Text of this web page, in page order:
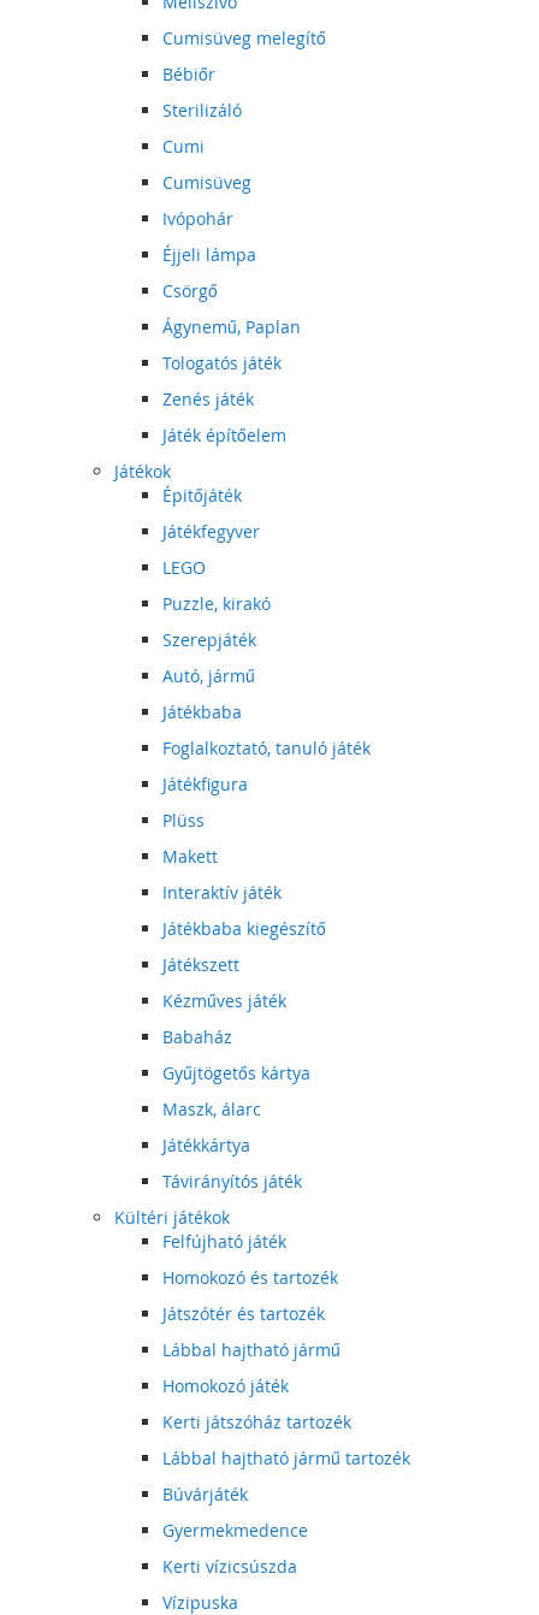
Cumisüveg melegítő
Bébiőr
Sterilizáló
Cumi
Cumisüveg
Ivópohár
Éjjeli lámpa
Csörgő
Ágynemű, Paplan
Tologatós játék
Zenés játék
Játék építőelem
Játékok
Épitőjáték
Játékfegyver
LEGO
Puzzle, kirakó
Szerepjáték
Autó, jármű
Játékbaba
Foglalkoztató, tanuló játék
Játékfigura
Plüss
Makett
Interaktív játék
Játékbaba kiegészítő
Játékszett
Kézműves játék
Babaház
Gyűjtögetős kártya
Maszk, álarc
Játékkártya
Távirányítós játék
Kültéri játékok
Felfújható játék
Homokozó és tartozék
Játszótér és tartozék
Lábbal hajtható jármű
Homokozó játék
Kerti játszóház tartozék
Lábbal hajtható jármű tartozék
Búvárjáték
Gyermekmedence
Kerti vízicsúszda
Vízipuska